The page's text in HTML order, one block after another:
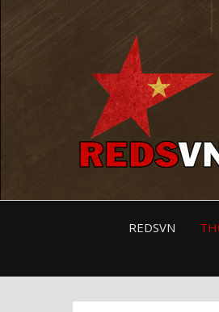
REDSVN